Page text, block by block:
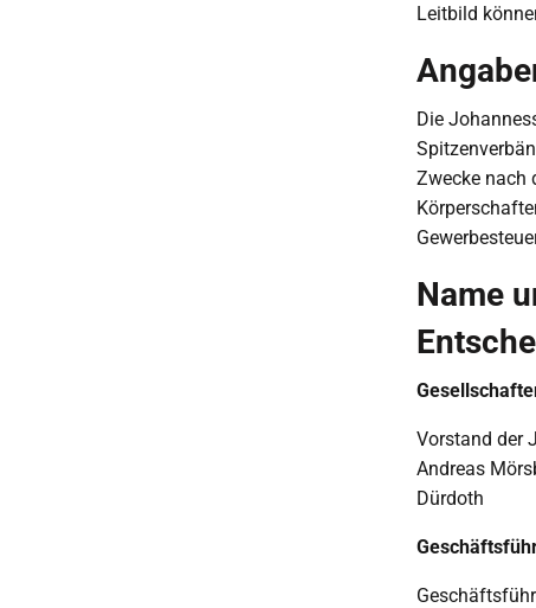
Leitbild
Die
Zwecke nach
Name
Vorstand der
Andreas
Dürdoth